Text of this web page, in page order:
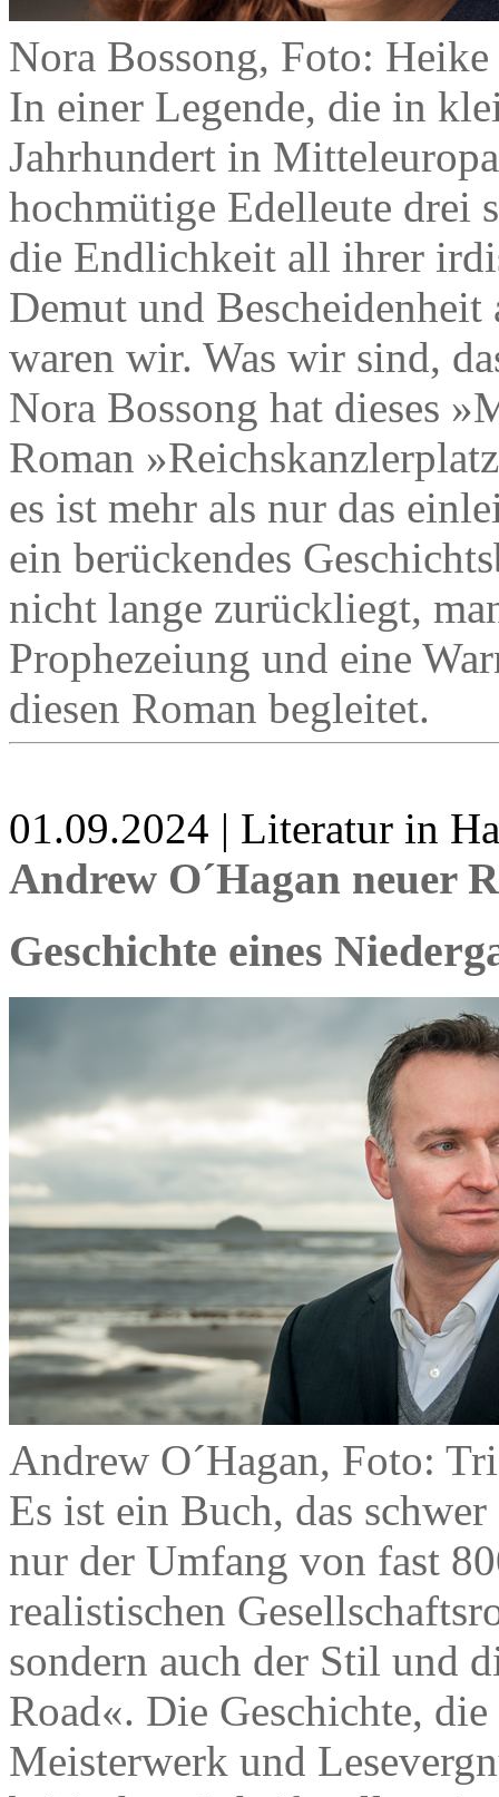
Nora Bossong, Foto:
In einer Legende, die in
Jahrhundert in
hochmütige Edelleute drei
die Endlichkeit all ihrer
Demut und
waren wir. Was wir sind,
Nora Bossong hat dieses
Roman
es ist mehr als nur das
ein berückendes
nicht lange zurückliegt,
Prophezeiung und eine
diesen Roman begleitet.
01.09.2024 | Literatur in
Andrew O´Hagan neuer
Geschichte eines
Andrew O´Hagan, Foto:
Es ist ein Buch, das
nur der Umfang von fast
realistischen
sondern auch der Stil und
Road«. Die Geschichte,
Meisterwerk und